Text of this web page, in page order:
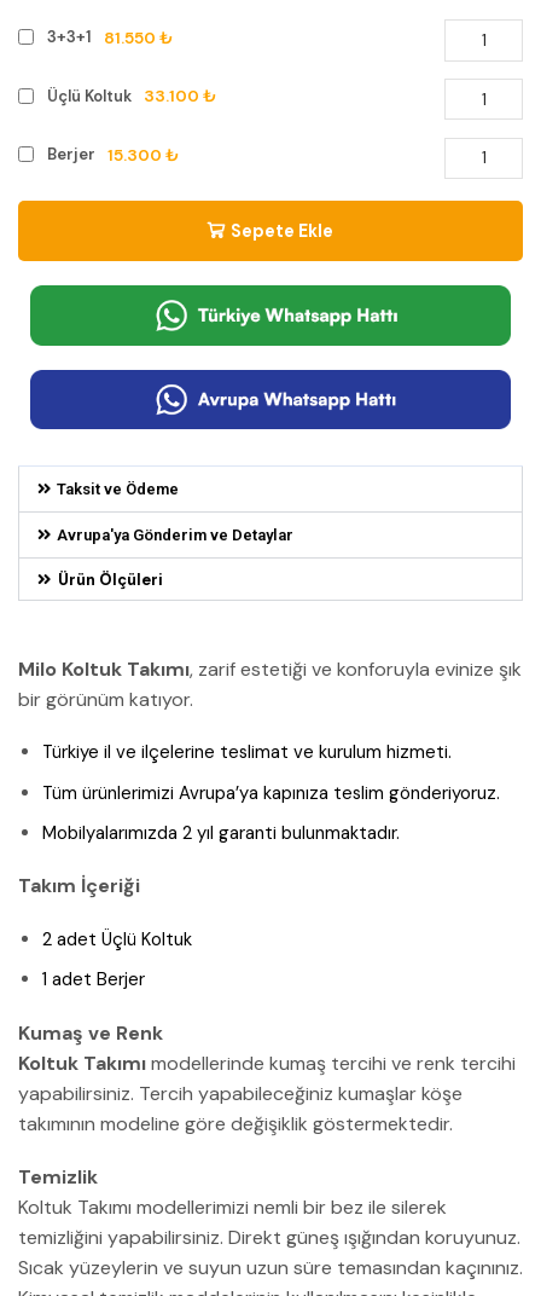
3+3+1 81.550 ₺
Üçlü Koltuk 33.100 ₺
Berjer 15.300 ₺
Sepete Ekle
Taksit ve Ödeme
Avrupa'ya Gönderim ve Detaylar
Ürün Ölçüleri
Milo Koltuk Takımı, zarif estetiği ve konforuyla evinize şık
bir görünüm katıyor.
Türkiye il ve ilçelerine teslimat ve kurulum hizmeti.
Tüm ürünlerimizi Avrupa’ya kapınıza teslim gönderiyoruz.
Mobilyalarımızda 2 yıl garanti bulunmaktadır.
Takım İçeriği
2 adet Üçlü Koltuk
1 adet Berjer
Kumaş ve Renk
Koltuk Takımımodellerinde kumaş tercihi ve renk tercihi
yapabilirsiniz. Tercih yapabileceğiniz kumaşlar köşe
takımının modeline göre değişiklik göstermektedir.
Temizlik
Koltuk Takımı modellerimizi nemli bir bez ile silerek
temizliğini yapabilirsiniz. Direkt güneş ışığından koruyunuz.
Sıcak yüzeylerin ve suyun uzun süre temasından kaçınınız.